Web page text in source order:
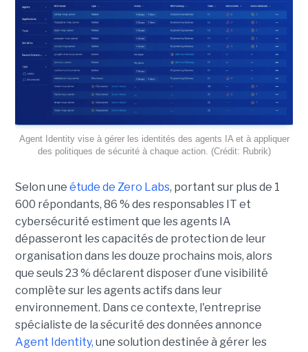
Agent Identity vise à gérer les identités des agents IA et à appliquer
des politiques de sécurité à chaque action. (Crédit: Rubrik)
Selon une étude de Zero Labs, portant sur plus de 1
600 répondants, 86 % des responsables IT et
cybersécurité estiment que les agents IA
dépasseront les capacités de protection de leur
organisation dans les douze prochains mois, alors
que seuls 23 % déclarent disposer d’une visibilité
complète sur les agents actifs dans leur
environnement. Dans ce contexte, l'entreprise
spécialiste de la sécurité des données annonce
Agent Identity, une solution destinée à gérer les